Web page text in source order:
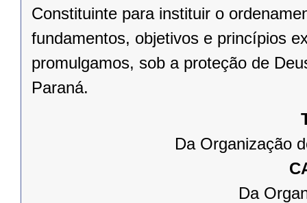
Constituinte para instituir o
fundamentos, objetivos e princípios
promulgamos, sob a proteção de
Paraná.
Da Organização
Da